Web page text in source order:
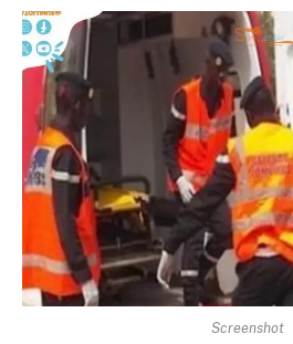
Screenshot